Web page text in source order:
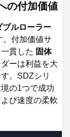
の付加価値
ブルローラー
。付加価値サ
貫した 固体
ーは利益を大
。SDZシリ
の1つで成功
び速度の柔軟